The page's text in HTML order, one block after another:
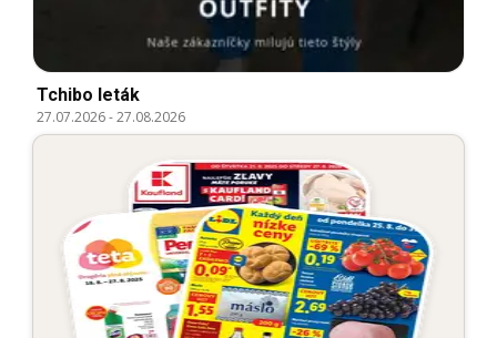
Tchibo leták
27.07.2026-27.08.2026